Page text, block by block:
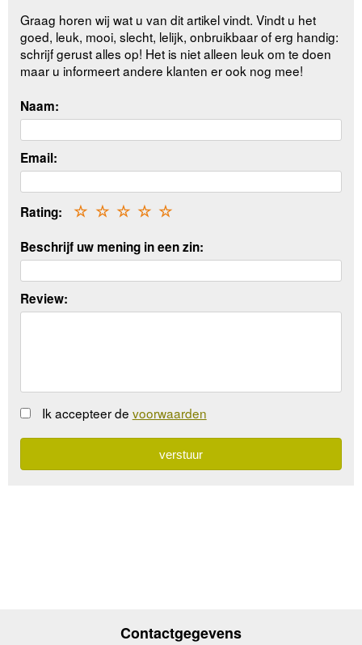
Graag horen wij wat u van dit artikel vindt. Vindt u het
goed, leuk, mooi, slecht, lelijk, onbruikbaar of erg handig:
schrijf gerust alles op! Het is niet alleen leuk om te doen
maar u informeert andere klanten er ook nog mee!
Naam:
Email:
Rating: ☆
☆
☆
☆
☆
Beschrijf uw mening in een zin:
Review:
Ik accepteer de voorwaarden
Contactgegevens